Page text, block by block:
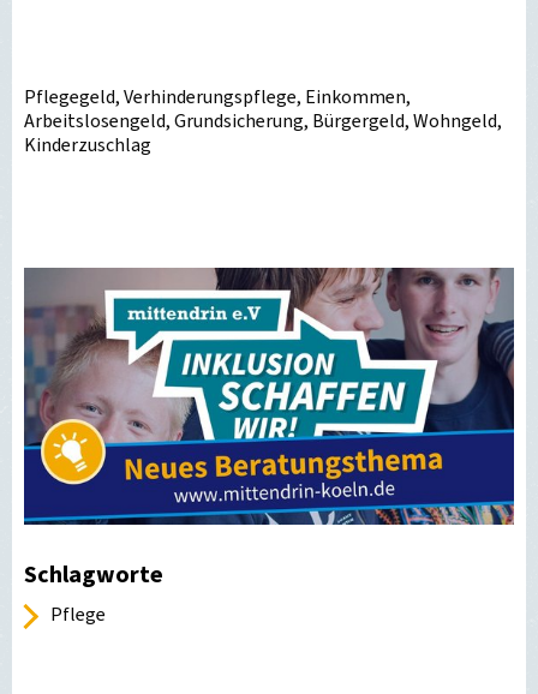
Pflegegeld, Verhinderungspflege, Einkommen,
Arbeitslosengeld, Grundsicherung, Bürgergeld, Wohngeld,
Kinderzuschlag
Schlagworte
Pflege